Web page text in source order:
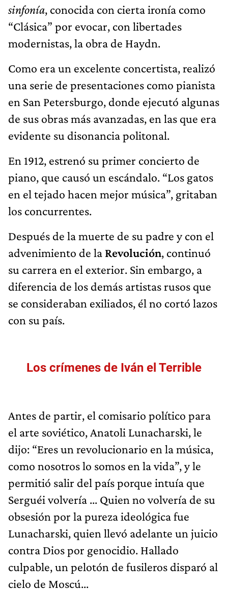
sinfonía, conocida con cierta ironía como
“Clásica” por evocar, con libertades
modernistas, la obra de Haydn.
Como era un excelente concertista, realizó
una serie de presentaciones como pianista
en San Petersburgo, donde ejecutó algunas
de sus obras más avanzadas, en las que era
evidente su disonancia politonal.
En 1912, estrenó su primer concierto de
piano, que causó un escándalo. “Los gatos
en el tejado hacen mejor música”, gritaban
los concurrentes.
Después de la muerte de su padre y con el
advenimiento de la Revolución, continuó
su carrera en el exterior. Sin embargo, a
diferencia de los demás artistas rusos que
se consideraban exiliados, él no cortó lazos
con su país.
Los crímenes de Iván el Terrible
Antes de partir, el comisario político para
el arte soviético, Anatoli Lunacharski, le
dijo: “Eres un revolucionario en la música,
como nosotros lo somos en la vida”, y le
permitió salir del país porque intuía que
Serguéi volvería ... Quien no volvería de su
obsesión por la pureza ideológica fue
Lunacharski, quien llevó adelante un juicio
contra Dios por genocidio. Hallado
culpable, un pelotón de fusileros disparó al
cielo de Moscú...